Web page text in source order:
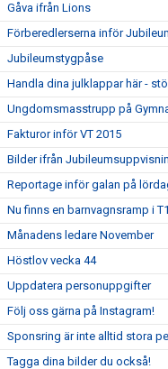
Gåva ifrån Lions
Förberedlerserna inför
Jubileumstygpåse
Handla dina julklappar här -
Ungdomsmasstrupp på
Fakturor inför VT 2015
Bilder ifrån
Reportage inför galan på
Nu finns en barnvagnsramp i
Månadens ledare November
Höstlov vecka 44
Uppdatera personuppgifter
Följ oss gärna på Instagram!
Sponsring är inte alltid stora
Tagga dina bilder du också!